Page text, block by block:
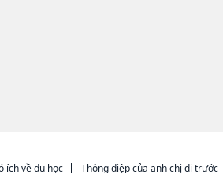
ích về du học Thông điệp của anh chị đi trước